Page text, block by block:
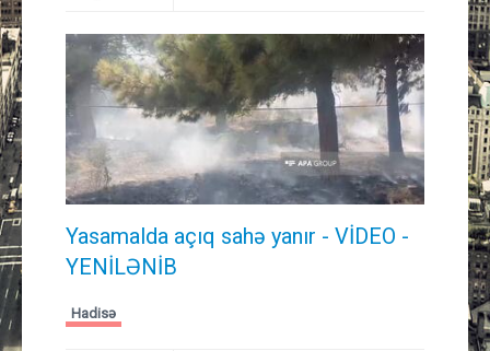
Yasamalda açıq sahə yanır - VİDEO -
YENİLƏNİB
Hadisə